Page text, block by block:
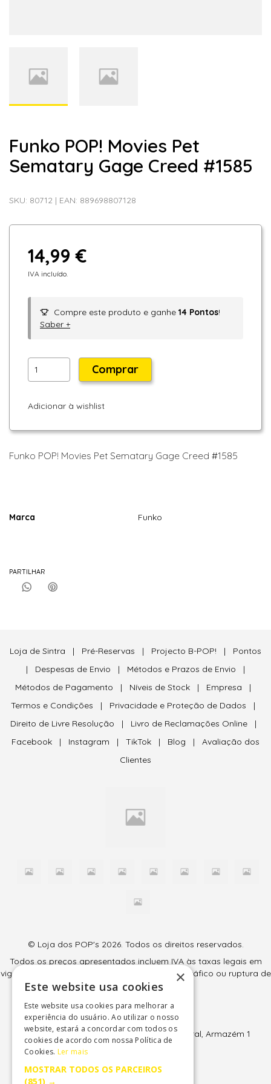
Funko POP! Movies Pet
Sematary Gage Creed #1585
SKU: 80712 | EAN: 889698807128
14,99 €
IVA incluído.
Compre este produto e ganhe 14 Pontos!
Saber +
Comprar
Adicionar à wishlist
Funko POP! Movies Pet Sematary Gage Creed #1585
Marca
Funko
PARTILHAR
Loja de Sintra | Pré-Reservas | Projecto B-POP! | Pontos
| Despesas de Envio | Métodos e Prazos de Envio |
Métodos de Pagamento | Níveis de Stock | Empresa |
Termos e Condições | Privacidade e Proteção de Dados |
Direito de Livre Resolução | Livro de Reclamações Online|
Facebook | Instagram | TikTok | Blog | Avaliação dos
Clientes
© Loja dos POP's 2026. Todos os direitos reservados.
Todos os preços apresentados incluem IVA às taxas legais em
vigor (6% e 23%) e são válidos salvo erro tipográfico ou ruptura de
stock.
Loja dos POP's
Sintralúdica, Lda
EN247, KM65 - Av 11 de Junho 50, Park Charal, Armazém 1
2709-510 Terrugem - Sintra
×
Este website usa cookies
Este website usa cookies para melhorar a
experiência do usuário. Ao utilizar o nosso
website, estará a concordar com todos os
cookies de acordo com nossa Política de
Cookies. Ler mais
MOSTRAR TODOS OS PARCEIROS
(851) →